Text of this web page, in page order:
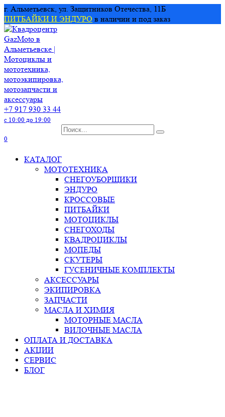
Перейти
к
содержанию
г. Альметьевск, ул. Защитников Отечества, 11Б
ПИТБАЙКИ И ЭНДУРО в наличии и под заказ
+7 917 930 33 44
с 10:00 до 19:00
Search
0
КАТАЛОГ
МОТОТЕХНИКА
СНЕГОУБОРЩИКИ
ЭНДУРО
КРОССОВЫЕ
ПИТБАЙКИ
МОТОЦИКЛЫ
СНЕГОХОДЫ
КВАДРОЦИКЛЫ
МОПЕДЫ
СКУТЕРЫ
ГУСЕНИЧНЫЕ КОМПЛЕКТЫ
АКСЕССУАРЫ
ЭКИПИРОВКА
ЗАПЧАСТИ
МАСЛА И ХИМИЯ
МОТОРНЫЕ МАСЛА
ВИЛОЧНЫЕ МАСЛА
ОПЛАТА И ДОСТАВКА
АКЦИИ
СЕРВИС
БЛОГ